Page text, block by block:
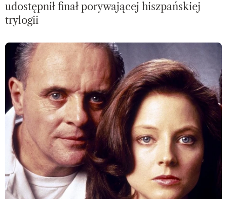
udostępnił finał porywającej hiszpańskiej
trylogii